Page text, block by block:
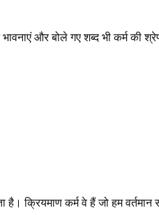
और बोले गए शब्द भी कर्म की
है। क्रियमाण कर्म वे हैं जो हम वर्तमान